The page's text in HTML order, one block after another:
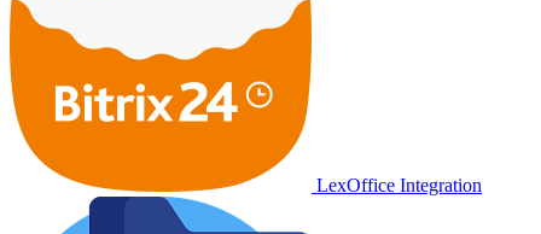
LexOffice Integration